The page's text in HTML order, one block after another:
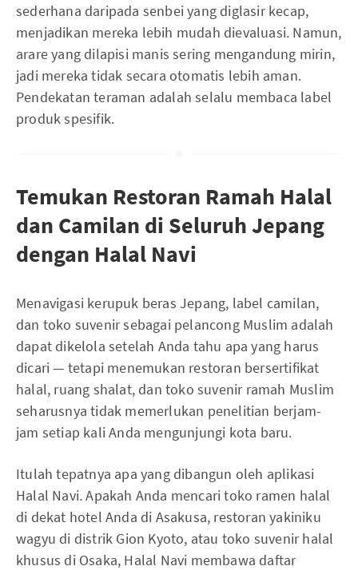
sederhana daripada senbei yang diglasir kecap,
menjadikan mereka lebih mudah dievaluasi. Namun,
arare yang dilapisi manis sering mengandung mirin,
jadi mereka tidak secara otomatis lebih aman.
Pendekatan teraman adalah selalu membaca label
produk spesifik.
Temukan Restoran Ramah Halal
dan Camilan di Seluruh Jepang
dengan Halal Navi
Menavigasi kerupuk beras Jepang, label camilan,
dan toko suvenir sebagai pelancong Muslim adalah
dapat dikelola setelah Anda tahu apa yang harus
dicari — tetapi menemukan restoran bersertifikat
halal, ruang shalat, dan toko suvenir ramah Muslim
seharusnya tidak memerlukan penelitian berjam-
jam setiap kali Anda mengunjungi kota baru.
Itulah tepatnya apa yang dibangun oleh aplikasi
Halal Navi. Apakah Anda mencari toko ramen halal
di dekat hotel Anda di Asakusa, restoran yakiniku
wagyu di distrik Gion Kyoto, atau toko suvenir halal
khusus di Osaka, Halal Navi membawa daftar